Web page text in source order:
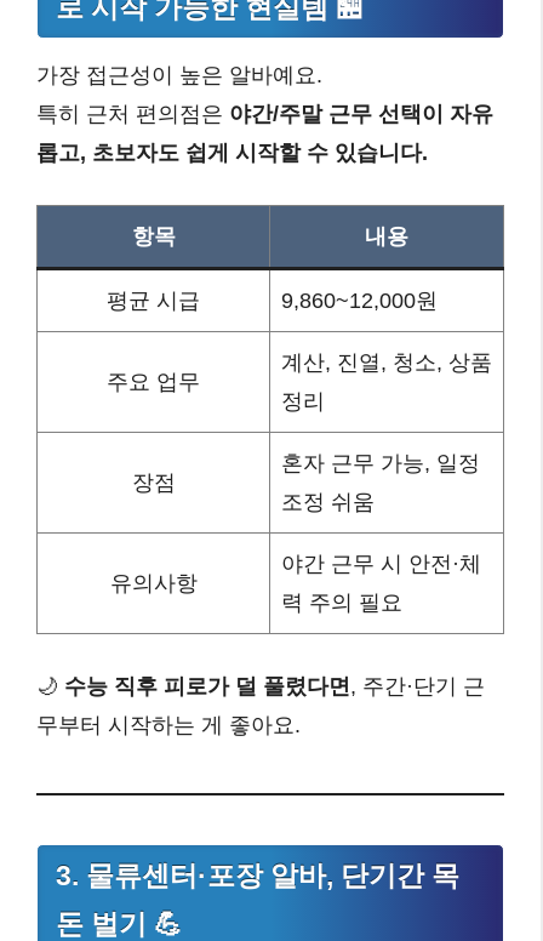
로 시작 가능한 현실템 🏪
가장 접근성이 높은 알바예요.
특히 근처 편의점은 야간/주말 근무 선택이 자유
롭고, 초보자도 쉽게 시작할 수 있습니다.
항목 내용
평균 시급 9,860~12,000원
주요 업무
계산, 진열, 청소, 상품
정리
장점
혼자 근무 가능, 일정
조정 쉬움
유의사항
야간 근무 시 안전·체
력 주의 필요
🌙 수능 직후 피로가 덜 풀렸다면 , 주간·단기 근
무부터 시작하는 게 좋아요.
3. 물류센터·포장 알바, 단기간 목
돈 벌기 💪